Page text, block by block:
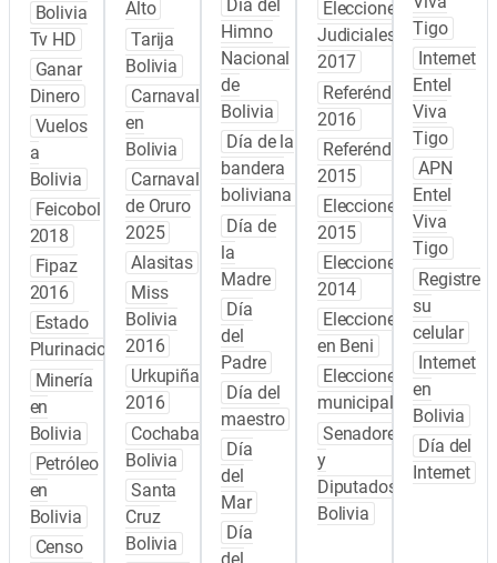
Bolivia
Tv HD
Ganar
Dinero
Vuelos
a
Bolivia
Feicobol
2018
Fipaz
2016
Estado
Plurinacional
Minería
en
Bolivia
Petróleo
en
Bolivia
Censo
Alto
Tarija
Bolivia
Carnaval
en
Bolivia
Carnaval
de Oruro
2025
Alasitas
Miss
Bolivia
2016
Urkupiña
2016
Cochabamba
Bolivia
Santa
Cruz
Bolivia
Día del
Himno
Nacional
de
Bolivia
Día de la
bandera
boliviana
Día de
la
Madre
Día
del
Padre
Día del
maestro
Día
del
Mar
Día
Elecciones
Judiciales
2017
Referéndum
2016
Referéndum
2015
Elecciones
2015
Elecciones
2014
Elecciones
en Beni
Elecciones
municipales
Senadores
y
Diputados
Bolivia
Tigo
Internet
Entel
Viva
Tigo
APN
Entel
Viva
Tigo
Registre
su
celular
Internet
en
Bolivia
Día del
Internet